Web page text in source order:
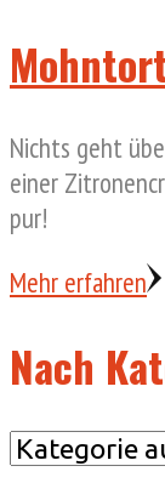
Nichts geht
einer
pur!
Mehr erfahren
Nach
Nach